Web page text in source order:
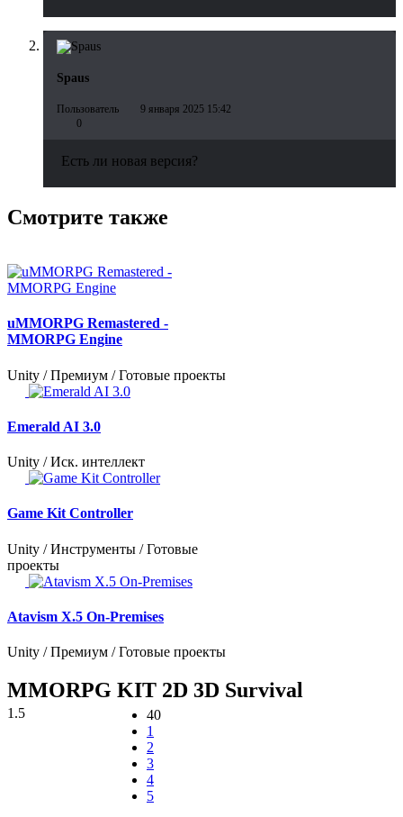
Spaus
Пользователь
9 января 2025 15:42
0
Есть ли новая версия?
Смотрите также
uMMORPG Remastered -
MMORPG Engine
Unity / Премиум / Готовые проекты
Emerald AI 3.0
Unity / Иск. интеллект
Game Kit Controller
Unity / Инструменты / Готовые
проекты
Atavism X.5 On-Premises
Unity / Премиум / Готовые проекты
MMORPG KIT 2D 3D Survival
1.5
40
1
2
3
4
5